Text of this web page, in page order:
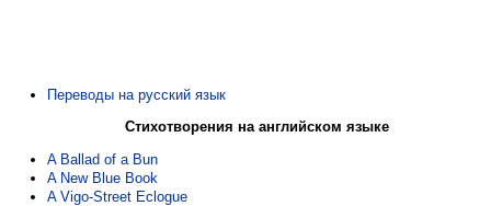
Переводы на русский язык
Стихотворения на английском языке
A Ballad of a Bun
A New Blue Book
A Vigo-Street Eclogue